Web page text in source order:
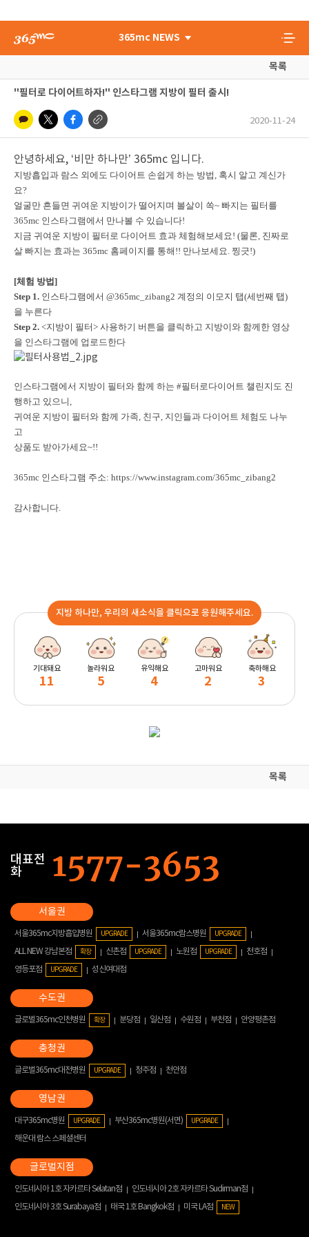
365mc NEWS
목록
"필터로 다이어트하자!" 인스타그램 지방이 필터 출시!
2020-11-24
안녕하세요, ‘비만 하나만’ 365mc 입니다.
지방흡입과 람스 외에도 다이어트 손쉽게 하는 방법, 혹시 알고 계신가
요?
얼굴만 흔들면 귀여운 지방이가 떨어지며 볼살이 쏙~ 빠지는 필터를
365mc 인스타그램에서 만나볼 수 있습니다!
지금 귀여운 지방이 필터로 다이어트 효과 체험해보세요! (물론, 진짜로
살 빠지는 효과는 365mc 홈페이지를 통해!! 만나보세요. 찡긋!)
[체험 방법]
Step 1. 인스타그램에서 @365mc_zibang2 계정의 이모지 탭(세번째 탭)
을 누른다
Step 2. <지방이 필터> 사용하기 버튼을 클릭하고 지방이와 함께한 영상
을 인스타그램에 업로드한다
인스타그램에서 지방이 필터와 함께 하는 #필터로다이어트 챌린지도 진
행하고 있으니,
귀여운 지방이 필터와 함께 가족, 친구, 지인들과 다이어트 체험도 나누
고
상품도 받아가세요~!!
365mc 인스타그램 주소: https://www.instagram.com/365mc_zibang2
감사합니다.
지방 하나만, 우리의 새소식을 클릭으로 응원해주세요.
기대돼요
11
놀라워요
5
유익해요
4
고마워요
2
축하해요
3
목록
대표전
화
서울365mc지방흡입병원 UPGRADE 서울365mc람스병원 UPGRADE
ALL NEW 강남본점 확장 신촌점 UPGRADE 노원점 UPGRADE
천호점
영등포점
UPGRADE 성신여대점
글로벌365mc인천병원 확장 분당점 일산점 수원점 부천점 안양평촌점
글로벌365mc대전병원 UPGRADE 청주점 천안점
대구365mc병원 UPGRADE 부산365mc병원(서면) UPGRADE
해운대 람스 스페셜센터
인도네시아 1호 자카르타 Selatan점
인도네시아 2호 자카르타 Sudirman점
인도네시아 3호 Surabaya점
태국 1호 Bangkok점 미국 LA점 NEW